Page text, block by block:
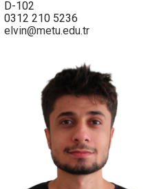
D-102
0312 210 5236
elvin@metu.edu.tr